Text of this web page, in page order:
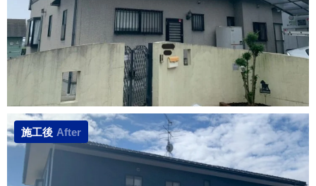
施工後 After